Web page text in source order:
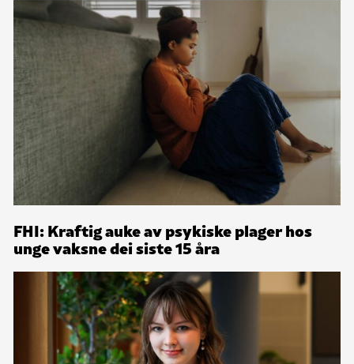
FHI: Kraftig auke av psykiske plager hos
unge vaksne dei siste 15 åra